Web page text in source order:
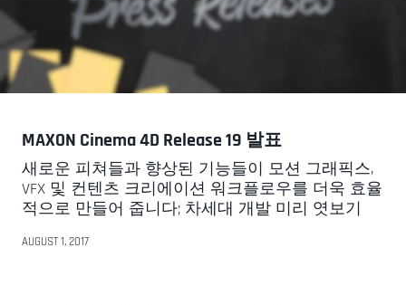
MAXON Cinema 4D Release 19 발표
새로운 피쳐들과 향상된 기능들이 모션 그래픽스,
VFX 및 컨텐츠 크리에이션 워크플로우를 더욱 효율
적으로 만들어 줍니다; 차세대 개발 미리 엿보기
AUGUST 1, 2017